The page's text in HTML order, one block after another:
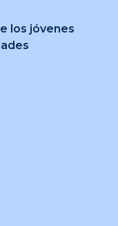
los jóvenes